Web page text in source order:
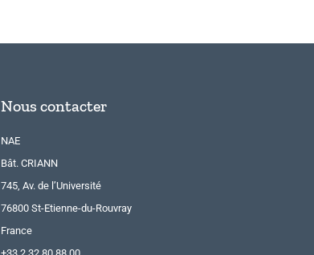
Nous contacter
NAE
Bât. CRIANN
745, Av. de l’Université
76800 St-Etienne-du-Rouvray
France